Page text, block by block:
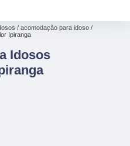
acomodação para idoso
Ipiranga
Idosos